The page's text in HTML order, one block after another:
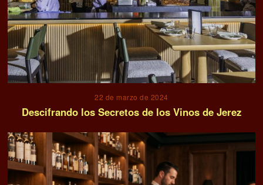
22 de marzo de 2024
Descifrando los Secretos de los Vinos de Jerez